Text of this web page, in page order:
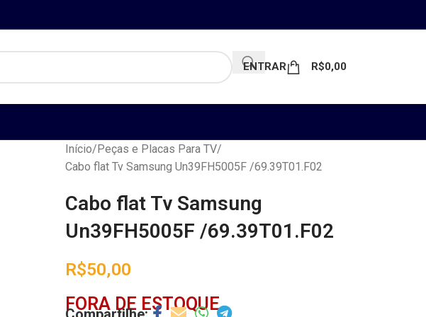
ENTRAR R$0,00
Início Peças e Placas Para TV
Cabo flat Tv Samsung Un39FH5005F /69.39T01.F02
Cabo flat Tv Samsung
Un39FH5005F /69.39T01.F02
R$50,00
FORA DE ESTOQUE